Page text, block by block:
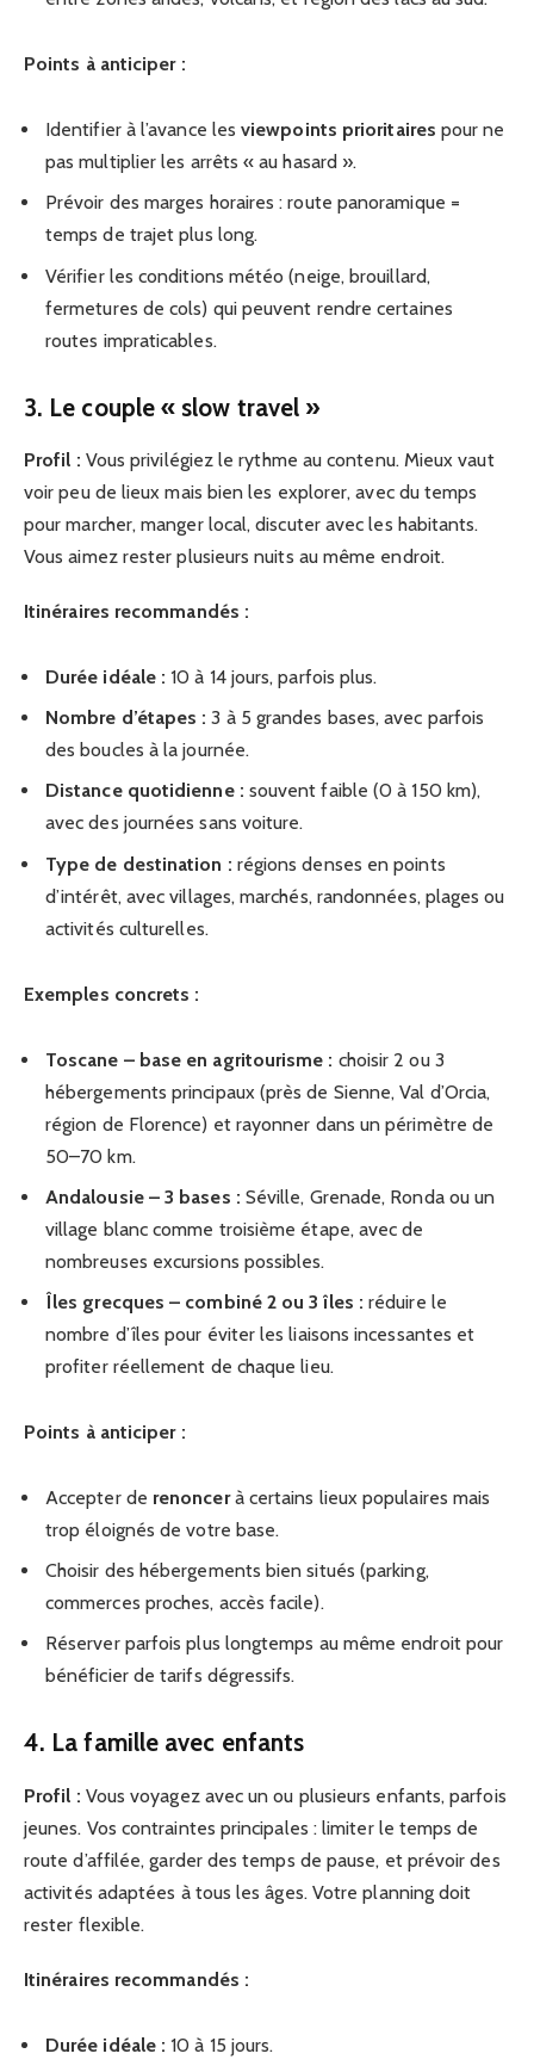
Points à anticiper :
Identifier à l’avance lesviewpoints prioritaires pour ne
pas multiplier les arrêts « au hasard ».
Prévoir des marges horaires : route panoramique =
temps de trajet plus long.
Vérifier les conditions météo (neige, brouillard,
fermetures de cols) qui peuvent rendre certaines
routes impraticables.
3. Le couple « slow travel »
Profil : Vous privilégiez le rythme au contenu. Mieux vaut
voir peu de lieux mais bien les explorer, avec du temps
pour marcher, manger local, discuter avec les habitants.
Vous aimez rester plusieurs nuits au même endroit.
Itinéraires recommandés :
Durée idéale : 10 à 14 jours, parfois plus.
Nombre d’étapes : 3 à 5 grandes bases, avec parfois
des boucles à la journée.
Distance quotidienne : souvent faible (0 à 150 km),
avec des journées sans voiture.
Type de destination : régions denses en points
d’intérêt, avec villages, marchés, randonnées, plages ou
activités culturelles.
Exemples concrets :
Toscane – base en agritourisme : choisir 2 ou 3
hébergements principaux (près de Sienne, Val d’Orcia,
région de Florence) et rayonner dans un périmètre de
50–70 km.
Andalousie – 3 bases : Séville, Grenade, Ronda ou un
village blanc comme troisième étape, avec de
nombreuses excursions possibles.
Îles grecques – combiné 2 ou 3 îles : réduire le
nombre d’îles pour éviter les liaisons incessantes et
profiter réellement de chaque lieu.
Points à anticiper :
Accepter de renoncerà certains lieux populaires mais
trop éloignés de votre base.
Choisir des hébergements bien situés (parking,
commerces proches, accès facile).
Réserver parfois plus longtemps au même endroit pour
bénéficier de tarifs dégressifs.
4. La famille avec enfants
Profil : Vous voyagez avec un ou plusieurs enfants, parfois
jeunes. Vos contraintes principales : limiter le temps de
route d’affilée, garder des temps de pause, et prévoir des
activités adaptées à tous les âges. Votre planning doit
rester flexible.
Itinéraires recommandés :
Durée idéale : 10 à 15 jours.